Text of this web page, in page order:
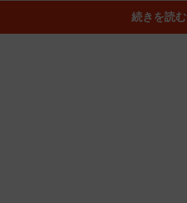
続きを読む